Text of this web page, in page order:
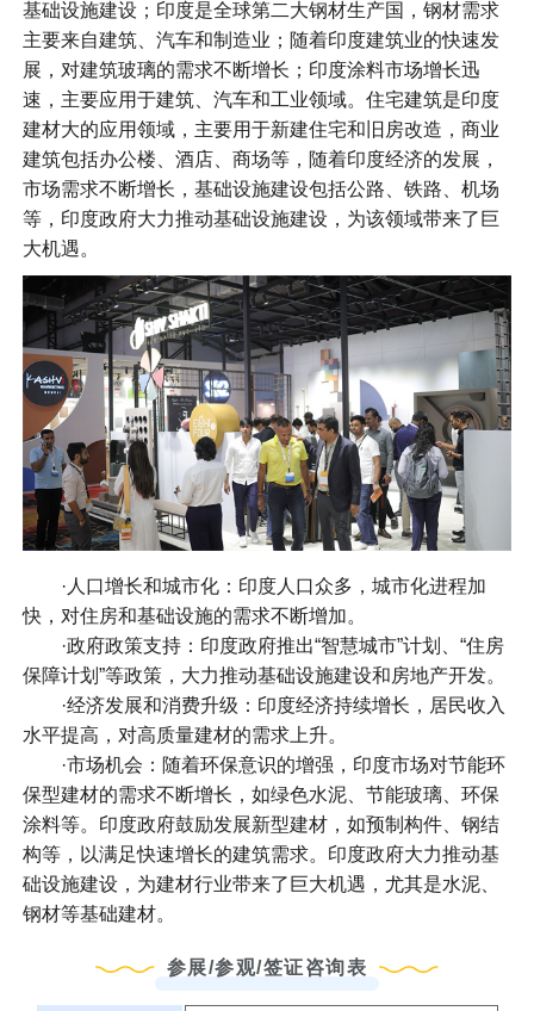
基础设施建设；印度是全球第二大钢材生产国，钢材需求
主要来自建筑、汽车和制造业；随着印度建筑业的快速发
展，对建筑玻璃的需求不断增长；印度涂料市场增长迅
速，主要应用于建筑、汽车和工业领域。住宅建筑是印度
建材大的应用领域，主要用于新建住宅和旧房改造，商业
建筑包括办公楼、酒店、商场等，随着印度经济的发展，
市场需求不断增长，基础设施建设包括公路、铁路、机场
等，印度政府大力推动基础设施建设，为该领域带来了巨
大机遇。
·人口增长和城市化：印度人口众多，城市化进程加
快，对住房和基础设施的需求不断增加。
·政府政策支持：印度政府推出“智慧城市”计划、“住房
保障计划”等政策，大力推动基础设施建设和房地产开发。
·经济发展和消费升级：印度经济持续增长，居民收入
水平提高，对高质量建材的需求上升。
·市场机会：随着环保意识的增强，印度市场对节能环
保型建材的需求不断增长，如绿色水泥、节能玻璃、环保
涂料等。印度政府鼓励发展新型建材，如预制构件、钢结
构等，以满足快速增长的建筑需求。印度政府大力推动基
础设施建设，为建材行业带来了巨大机遇，尤其是水泥、
钢材等基础建材。
参展/参观/签证咨询表